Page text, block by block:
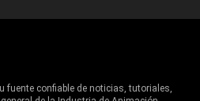
fuente confiable de noticias, tutoriales,